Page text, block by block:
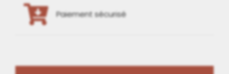
Paiement sécurisé